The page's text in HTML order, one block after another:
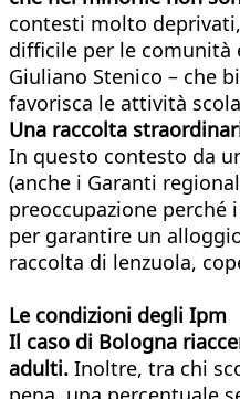
contesti molto
difficile per le comunità
Giuliano Stenico – che
favorisca le attività
Una raccolta
In questo contesto da
(anche i Garanti
preoccupazione
per garantire un
raccolta di lenzuola,
Le condizioni degli Ipm
Il caso di Bologna
adulti. Inoltre, tra chi